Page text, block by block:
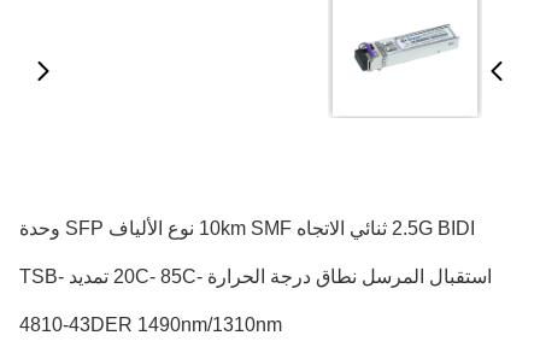
2.5G BIDI ثنائي الاتجاه 10km SMF نوع الألياف SFP وحدة
استقبال المرسل نطاق درجة الحرارة -20C- 85C تمديد TSB-
4810-43DER 1490nm/1310nm